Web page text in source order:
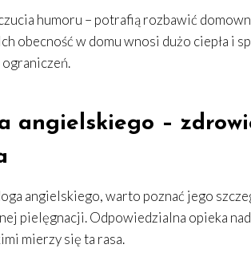
humoru – potrafią rozbawić
obecność w domu wnosi dużo ciepła i
angielskiego –
angielskiego, warto poznać jego
pielęgnacji. Odpowiedzialna opieka
mierzy się ta rasa.